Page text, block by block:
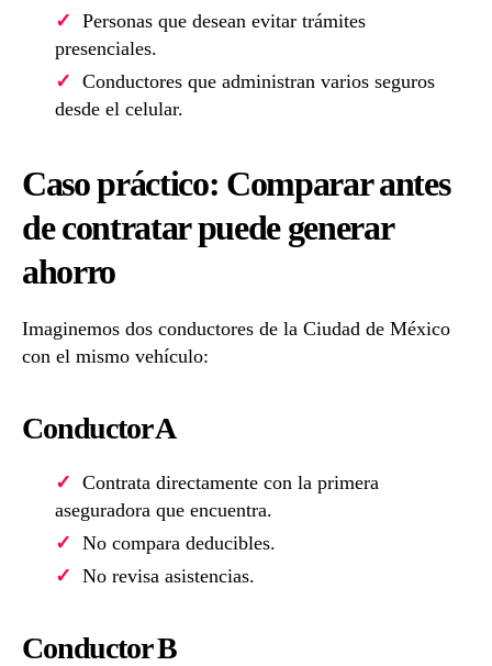
Personas que desean evitar trámites
presenciales.
Conductores que administran varios seguros
desde el celular.
Caso práctico: Comparar antes
de contratar puede generar
ahorro
Imaginemos dos conductores de la Ciudad de México
con el mismo vehículo:
Conductor A
Contrata directamente con la primera
aseguradora que encuentra.
No compara deducibles.
No revisa asistencias.
Conductor B